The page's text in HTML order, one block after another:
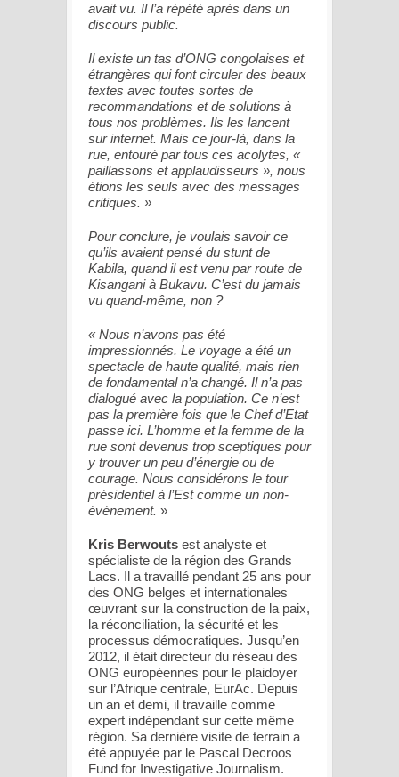
avait vu. Il l’a répété après dans un
discours public.
Il existe un tas d’ONG congolaises et
étrangères qui font circuler des beaux
textes avec toutes sortes de
recommandations et de solutions à
tous nos problèmes. Ils les lancent
sur internet. Mais ce jour-là, dans la
rue, entouré par tous ces acolytes, «
paillassons et applaudisseurs », nous
étions les seuls avec des messages
critiques. »
Pour conclure, je voulais savoir ce
qu’ils avaient pensé du stunt de
Kabila, quand il est venu par route de
Kisangani à Bukavu. C’est du jamais
vu quand-même, non ?
« Nous n’avons pas été
impressionnés. Le voyage a été un
spectacle de haute qualité, mais rien
de fondamental n’a changé. Il n’a pas
dialogué avec la population. Ce n’est
pas la première fois que le Chef d’Etat
passe ici. L’homme et la femme de la
rue sont devenus trop sceptiques pour
y trouver un peu d’énergie ou de
courage. Nous considérons le tour
présidentiel à l’Est comme un non-
événement. »
Kris Berwouts est analyste et
spécialiste de la région des Grands
Lacs. Il a travaillé pendant 25 ans pour
des ONG belges et internationales
œuvrant sur la construction de la paix,
la réconciliation, la sécurité et les
processus démocratiques. Jusqu’en
2012, il était directeur du réseau des
ONG européennes pour le plaidoyer
sur l’Afrique centrale, EurAc. Depuis
un an et demi, il travaille comme
expert indépendant sur cette même
région. Sa dernière visite de terrain a
été appuyée par le Pascal Decroos
Fund for Investigative Journalism.